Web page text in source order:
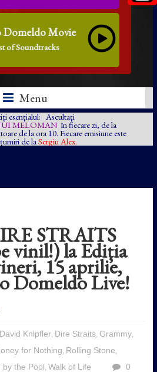
Domeldo Movie
of Soundtracks
Menu
esențialul: Ascultați
MELOMAN în fiecare zi, de la
de la ora 10. Fiecare emisiune este
de la Sergiu Alex.
STRAITS
vinil!) la Ediția
15 aprilie,
Domeldo Live!
David Knlpfler, Dire Straits, Grammy,
for Nothing Rolling Stone
by the Pool Walk of Life
0